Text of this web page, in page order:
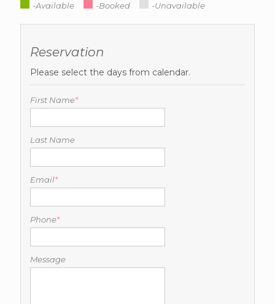
-Available -Booked -Unavailable
Reservation
Please select the days from calendar.
First Name*
Last Name
Email*
Phone*
Message